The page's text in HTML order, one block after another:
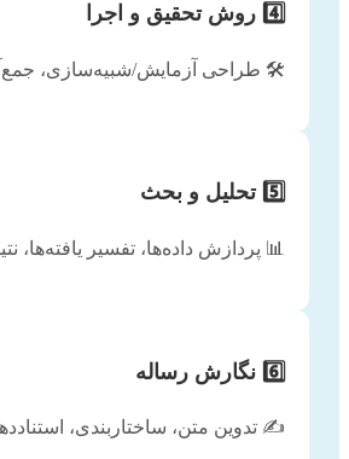
4️⃣ روش تحقیق و اجرا
🛠️ طراحی آزمایش/شبیه‌سازی،
5️⃣ تحلیل و بحث
📊 پردازش داده‌ها، تفسیر یافته‌ها،
6️⃣ نگارش رساله
✍️ تدوین متن، ساختاربندی،